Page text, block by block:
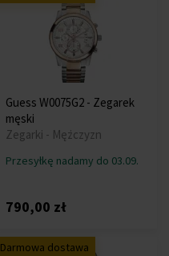
Guess W0075G2 - Zegarek
męski
Zegarki - Mężczyzn
Przesyłkę nadamy do 03.09.
790,00 zł
Darmowa dostawa